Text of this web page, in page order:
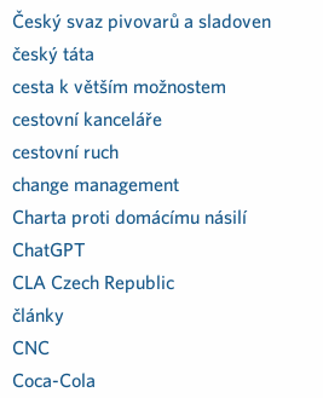
Český svaz pivovarů a sladoven
český táta
cesta k větším možnostem
cestovní kanceláře
cestovní ruch
change management
Charta proti domácímu násilí
ChatGPT
CLA Czech Republic
články
CNC
Coca-Cola